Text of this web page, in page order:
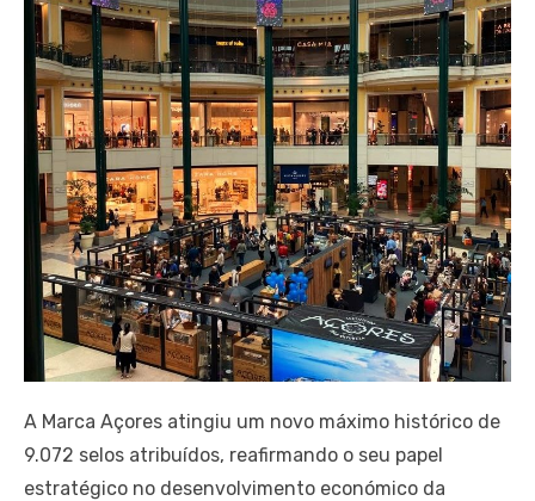
A Marca Açores atingiu um novo máximo histórico de
9.072 selos atribuídos, reafirmando o seu papel
estratégico no desenvolvimento económico da